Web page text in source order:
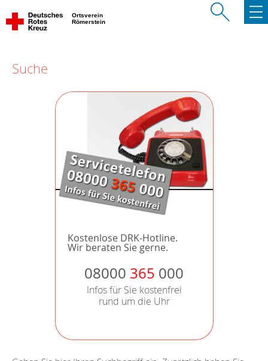
Ortsverein
Römerstein
Suche
Kostenlose DRK-Hotline.
Wir beraten Sie gerne.
08000 365 000
Infos für Sie kostenfrei
rund um die Uhr